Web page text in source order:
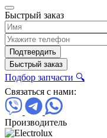
Быстрый заказ
Подтвердить
Быстрый заказ
Подбор запчасти 🔍
Связаться с нами:
Производитель